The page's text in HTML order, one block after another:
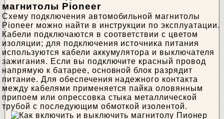
магнитолы Pioneer
Схему подключения автомобильной магнитолы
Pioneer можно найти в инструкции по эксплуатации.
Кабели подключаются в соответствии с цветом
изоляции; для подключения источника питания
используются кабели аккумулятора и выключателя
зажигания. Если вы подключите красный провод
напрямую к батарее, основной блок разрядит
питание. Для обеспечения надежного контакта
между кабелями применяется пайка оловянным
припоем или опрессовка стыка металлической
трубой с последующим обмоткой изолентой.